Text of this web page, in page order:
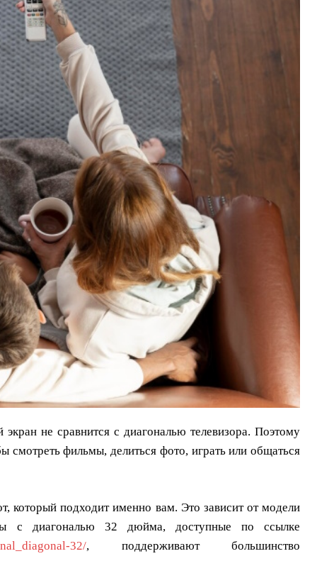
не сравнится с диагональю телевизора. Поэтому
смотреть фильмы, делиться фото, играть или общаться
который подходит именно вам. Это зависит от модели
с диагональю 32 дюйма, доступные по ссылке
32/, поддерживают большинство